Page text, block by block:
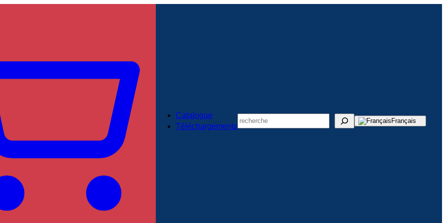
Catalogue
Téléchargements
Suchen Français